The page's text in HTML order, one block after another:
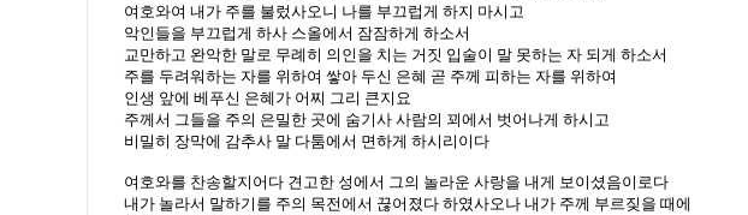
여호와여 내가 주를 불렀사오니 나를 부끄럽게 하지 마시고
악인들을 부끄럽게 하사 스올에서 잠잠하게 하소서
교만하고 완악한 말로 무례히 의인을 치는 거짓 입술이 말 못하는 자 되게 하소서
주를 두려워하는 자를 위하여 쌓아 두신 은혜 곧 주께 피하는 자를 위하여
인생 앞에 베푸신 은혜가 어찌 그리 큰지요
주께서 그들을 주의 은밀한 곳에 숨기사 사람의 꾀에서 벗어나게 하시고
비밀히 장막에 감추사 말 다툼에서 면하게 하시리이다
여호와를 찬송할지어다 견고한 성에서 그의 놀라운 사랑을 내게 보이셨음이로다
내가 놀라서 말하기를 주의 목전에서 끊어졌다 하였사오나 내가 주께 부르짖을 때에